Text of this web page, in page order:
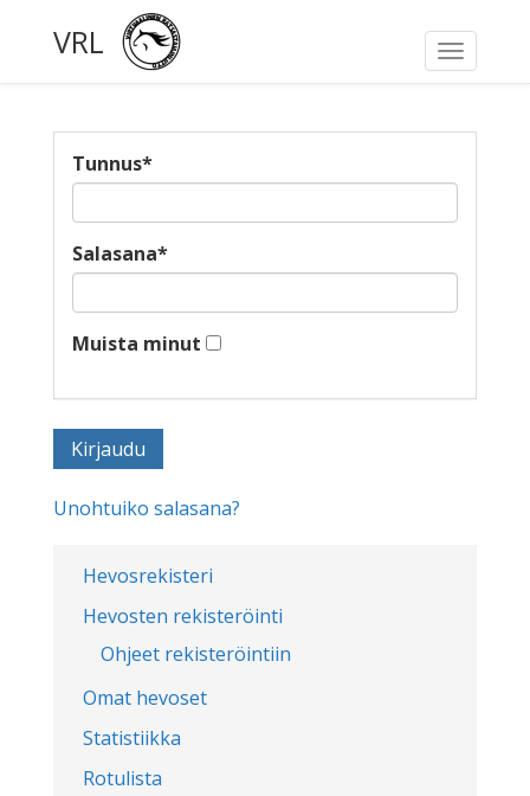
Toggle
VRL
Hevosrekisteri
Hevosten rekisteröinti
Ohjeet rekisteröintiin
Omat hevoset
Statistiikka
Rotulista
Tunnus*
Salasana*
Muista minut
Unohtuiko salasana?